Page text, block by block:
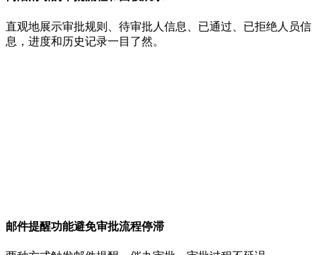
直观地展示审批规则、待审批人信息、已通过、已拒绝人员信
息，进度和历史记录一目了然。
邮件提醒功能避免审批流程停滞